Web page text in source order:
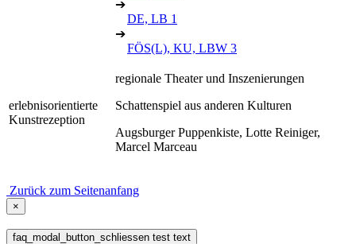
➔
DE, LB 1
➔
FÖS(L), KU, LBW 3
erlebnisorientierte
Kunstrezeption
regionale Theater und Inszenierungen
Schattenspiel aus anderen Kulturen
Augsburger Puppenkiste, Lotte Reiniger,
Marcel Marceau
Zurück zum Seitenanfang
×
faq_modal_button_schliessen test text